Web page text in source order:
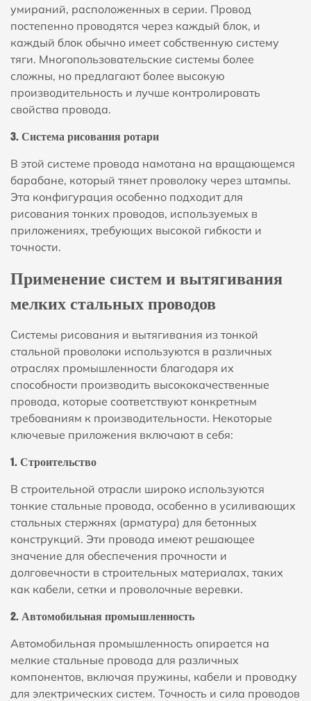
умираний, расположенных в серии. Провод
постепенно проводятся через каждый блок, и
каждый блок обычно имеет собственную систему
тяги. Многопользовательские системы более
сложны, но предлагают более высокую
производительность и лучше контролировать
свойства провода.
3. Система рисования ротари
В этой системе провода намотана на вращающемся
барабане, который тянет проволоку через штампы.
Эта конфигурация особенно подходит для
рисования тонких проводов, используемых в
приложениях, требующих высокой гибкости и
точности.
Применение систем и вытягивания
мелких стальных проводов
Системы рисования и вытягивания из тонкой
стальной проволоки используются в различных
отраслях промышленности благодаря их
способности производить высококачественные
провода, которые соответствуют конкретным
требованиям к производительности. Некоторые
ключевые приложения включают в себя:
1. Строительство
В строительной отрасли широко используются
тонкие стальные провода, особенно в усиливающих
стальных стержнях (арматура) для бетонных
конструкций. Эти провода имеют решающее
значение для обеспечения прочности и
долговечности в строительных материалах, таких
как кабели, сетки и проволочные веревки.
2. Автомобильная промышленность
Автомобильная промышленность опирается на
мелкие стальные провода для различных
компонентов, включая пружины, кабели и проводку
для электрических систем. Точность и сила проводов